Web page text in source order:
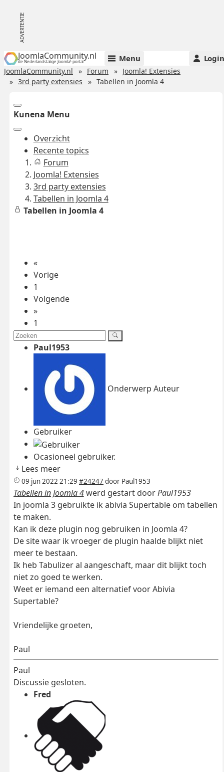
JoomlaCommunity.nl
de Nederlandstalige Joomla!-portal Menu Login
JoomlaCommunity.nl Forum
Joomla! Extensies
3rd party extensies
Tabellen in Joomla 4
Kunena Menu
Overzicht
Recente topics
Forum
Joomla! Extensies
3rd party extensies
Tabellen in Joomla 4
Tabellen in Joomla 4
«
Vorige
1
Volgende
»
1
Paul1953
Onderwerp Auteur
Gebruiker
Ocasioneel gebruiker.
Lees meer
09 jun 2022 21:29 #24247 door Paul1953
Tabellen in Joomla 4werd gestart doorPaul1953
In joomla 3 gebruikte ik abivia Supertable om tabellen
te maken.
Kan ik deze plugin nog gebruiken in Joomla 4?
De site waar ik vroeger de plugin haalde blijkt niet
meer te bestaan.
Ik heb Tabulizer al aangeschaft, maar dit blijkt toch
niet zo goed te werken.
Weet er iemand een alternatief voor Abivia
Supertable?
Vriendelijke groeten,
Paul
Paul
Discussie gesloten.
Fred